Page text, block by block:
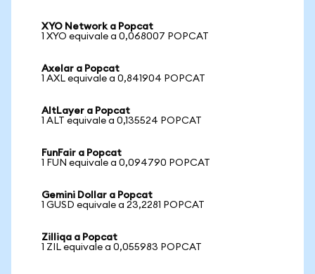
XYO Network a Popcat
1 XYO equivale a 0,068007 POPCAT
Axelar a Popcat
1 AXL equivale a 0,841904 POPCAT
AltLayer a Popcat
1 ALT equivale a 0,135524 POPCAT
FunFair a Popcat
1 FUN equivale a 0,094790 POPCAT
Gemini Dollar a Popcat
1 GUSD equivale a 23,2281 POPCAT
Zilliqa a Popcat
1 ZIL equivale a 0,055983 POPCAT